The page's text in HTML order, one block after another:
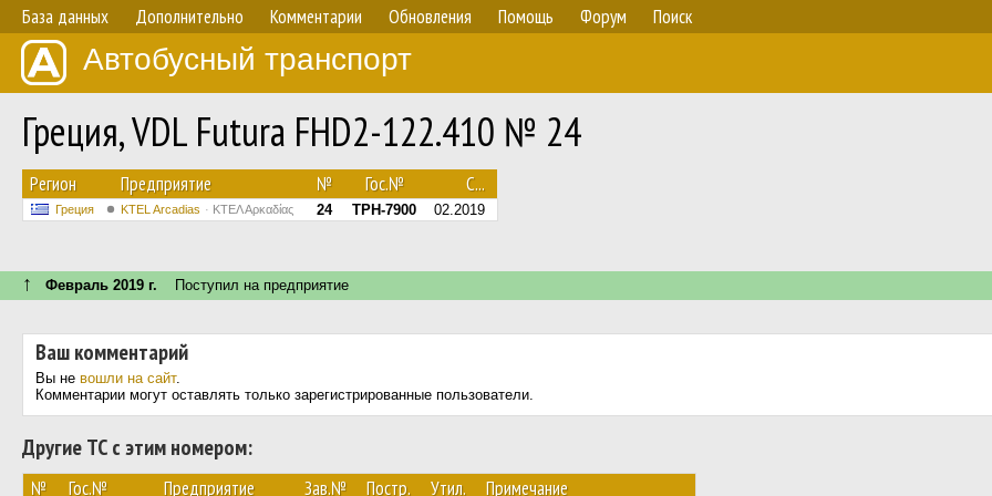
База данных Дополнительно Комментарии Обновления Помощь Форум Поиск
Автобусный транспорт
Греция, VDL Futura FHD2-122.410 № 24
Регион Предприятие № Гос.№ С...
Греция KTEL Arcadias ΚΤΕΛ Αρκαδίας 24 TPH-7900 02.2019
↑ Февраль 2019 г. Поступил на предприятие
Ваш комментарий
Вы не вошли на сайт.
Комментарии могут оставлять только зарегистрированные пользователи.
Другие ТС с этим номером:
№ Гос.№ Предприятие Зав.№ Постр. Утил. Примечание